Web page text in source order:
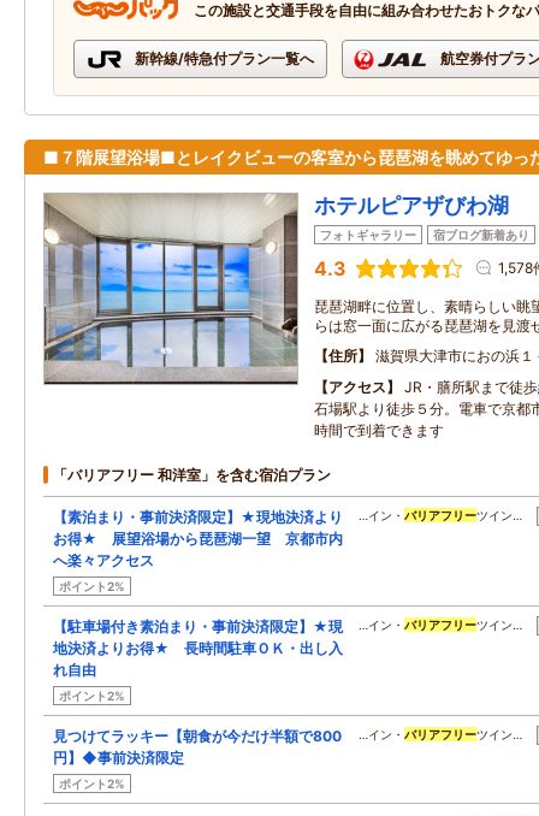
この施設と交通手段を自由に組み合わせたおトクな
新幹線/特急付プラン一覧へ 航空券付プラ
■７階展望浴場■とレイクビューの客室から琵琶湖を眺めてゆっ
ホテルピアザびわ湖
フォトギャラリー 宿ブログ新着あり
4.3 1,578
琵琶湖畔に位置し、素晴らしい眺
らは窓一面に広がる琵琶湖を見渡
住所
滋賀県大津市におの浜１
アクセス
JR・膳所駅まで徒
石場駅より徒歩５分。電車で京都
時間で到着できます
「バリアフリー 和洋室」を含む宿泊プラン
【素泊まり・事前決済限定】★現地決済より
お得★ 展望浴場から琵琶湖一望 京都市内
へ楽々アクセス
ポイント2%
…イン・ バリアフリーツイン…
【駐車場付き素泊まり・事前決済限定】★現
地決済よりお得★ 長時間駐車ＯＫ・出し入
れ自由
ポイント2%
…イン・ バリアフリーツイン…
見つけてラッキー【朝食が今だけ半額で800
円】◆事前決済限定
ポイント2%
…イン・ バリアフリーツイン…